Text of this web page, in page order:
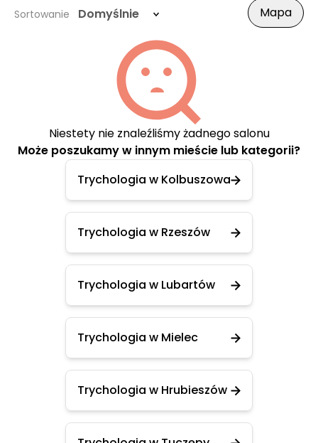
Sortowanie Domyślnie Mapa
Niestety nie znaleźliśmy żadnego salonu
Może poszukamy w innym mieście lub kategorii?
Trychologia w Kolbuszowa
Trychologia w Rzeszów
Trychologia w Lubartów
Trychologia w Mielec
Trychologia w Hrubieszów